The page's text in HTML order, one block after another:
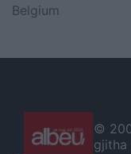
Belgium
©
gjitha